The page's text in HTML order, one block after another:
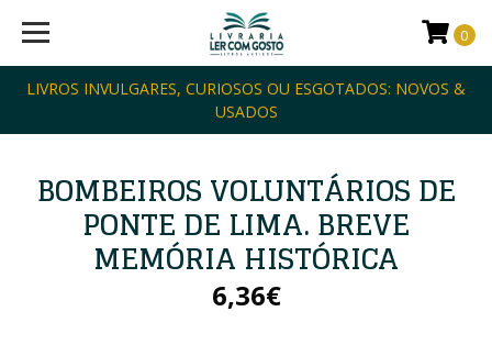
LIVROS INVULGARES, CURIOSOS OU ESGOTADOS: NOVOS &
USADOS
0
BOMBEIROS VOLUNTÁRIOS DE
PONTE DE LIMA. BREVE
MEMÓRIA HISTÓRICA
6,36€